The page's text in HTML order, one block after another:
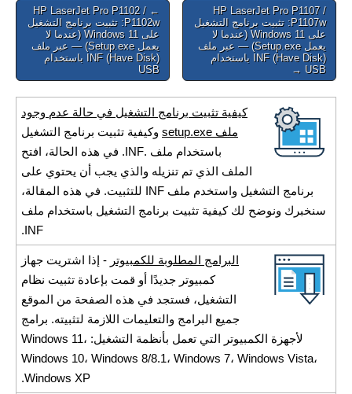
Post
navigation
← HP LaserJet Pro P1102 /
P1102w: تثبيت برنامج التشغيل
على Windows 11 (عندما لا
يعمل Setup.exe) — عبر ملف
INF (Have Disk) باستخدام
USB
HP LaserJet Pro P1107 /
P1107w: تثبيت برنامج التشغيل
على Windows 11 (عندما لا
يعمل Setup.exe) — عبر ملف
INF (Have Disk) باستخدام
USB →
كيفية تثبيت برنامج التشغيل في حالة عدم وجود
ملف setup.exe
وكيفية تثبيت برنامج التشغيل
باستخدام ملف .INF. في هذه الحالة، افتح
الملف الذي تم تنزيله والذي يجب أن يحتوي على
برنامج التشغيل واستخدم ملف INF للتثبيت. في هذه المقالة،
سنخبرك ونوضح لك كيفية تثبيت برنامج التشغيل باستخدام ملف
INF.
البرامج المطلوبة للكمبيوتر - إذا اشتريت جهاز
كمبيوتر جديدًا أو قمت بإعادة تثبيت نظام
التشغيل، فستجد في هذه الصفحة من الموقع
جميع البرامج والتعليمات اللازمة لتثبيته. برامج
لأجهزة الكمبيوتر التي تعمل بأنظمة التشغيل: Windows 11،
Windows 10، Windows 8/8.1، Windows 7، Windows Vista،
Windows XP.